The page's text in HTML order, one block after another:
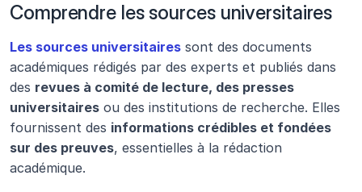
Comprendre les sources universitaires
Les sources universitaires sont des documents
académiques rédigés par des experts et publiés dans
des revues à comité de lecture, des presses
universitaires ou des institutions de recherche. Elles
fournissent des informations crédibles et fondées
sur des preuves, essentielles à la rédaction
académique.